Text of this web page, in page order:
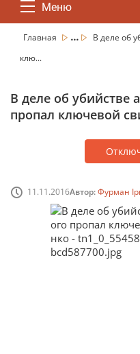
Меню
Главная ...
В деле об
клю...
В деле об убийстве
пропал ключевой
11.11.2016Автор:Фурман